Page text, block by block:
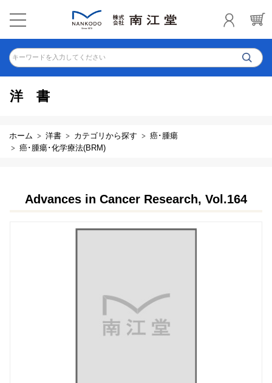
キーワードを入力してください
洋書
ホーム 洋書 カテゴリから探す
癌･腫瘍
癌･腫瘍･化学療法(BRM)
Advances in Cancer Research, Vol.164